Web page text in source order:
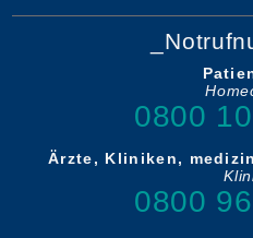
0800
Ärzte, Kliniken,
0800